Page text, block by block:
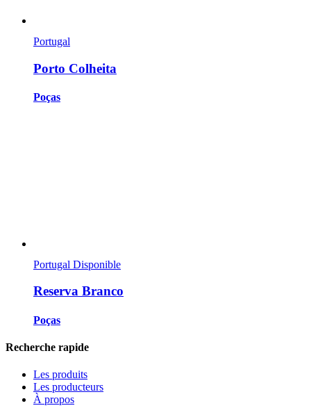
Portugal
Porto Colheita
Poças
Portugal Disponible
Reserva Branco
Poças
Recherche rapide
Les produits
Les producteurs
À propos